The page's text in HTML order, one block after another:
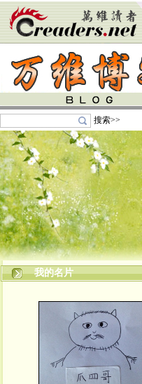
搜索>>
我的名片